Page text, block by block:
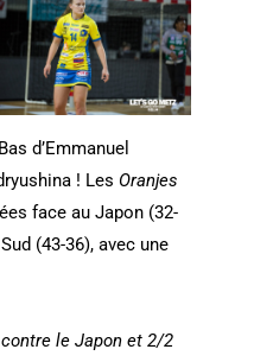
d’Emmanuel
! Les Oranjes
face au Japon (32-
(43-36), avec une
le Japon et 2/2